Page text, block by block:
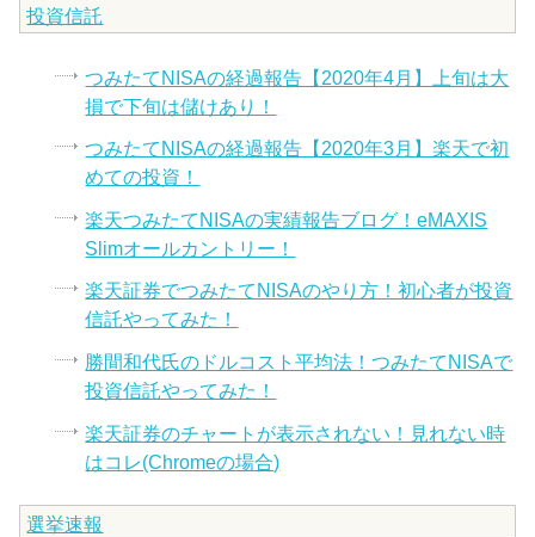
投資信託
つみたてNISAの経過報告【2020年4月】上旬は大
損で下旬は儲けあり！
つみたてNISAの経過報告【2020年3月】楽天で初
めての投資！
楽天つみたてNISAの実績報告ブログ！eMAXIS
Slimオールカントリー！
楽天証券でつみたてNISAのやり方！初心者が投資
信託やってみた！
勝間和代氏のドルコスト平均法！つみたてNISAで
投資信託やってみた！
楽天証券のチャートが表示されない！見れない時
はコレ(Chromeの場合)
選挙速報